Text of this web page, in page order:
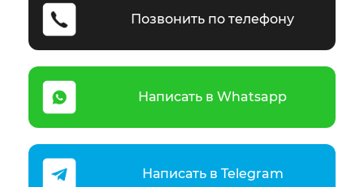
Позвонить по телефону
Написать в Whatsapp
Написать в Telegram